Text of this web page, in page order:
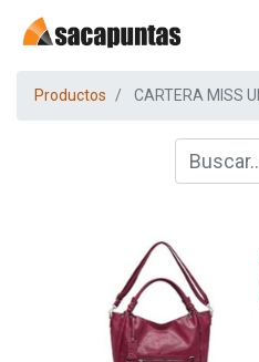
Productos CARTERA MISS